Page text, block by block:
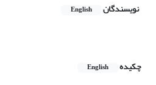
نویسندگان English
چکیده
English